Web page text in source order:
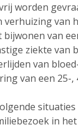
worden
verhuizing van
bijwonen van
ziekte van
van
van een 25-
in